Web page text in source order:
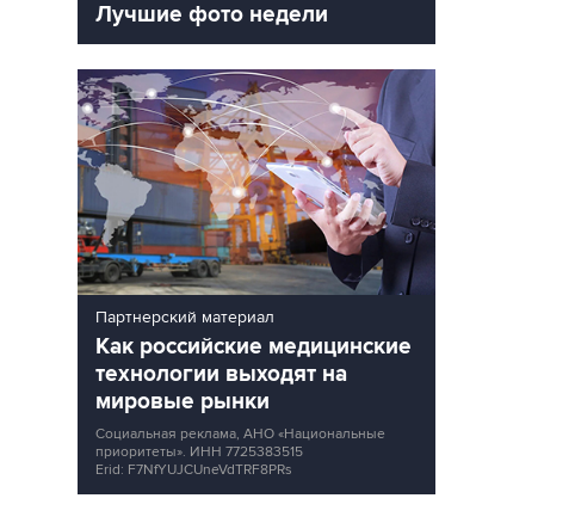
Лучшие фото недели
Партнерский материал
Как российские медицинские
технологии выходят на
мировые рынки
Социальная реклама, АНО «Национальные
приоритеты». ИНН 7725383515
Erid: F7NfYUJCUneVdTRF8PRs